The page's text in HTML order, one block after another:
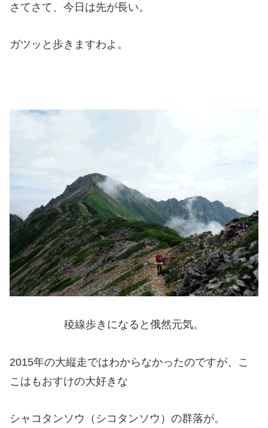
さてさて、今日は先が長い。
ガツッと歩きますわよ。
稜線歩きになると俄然元気。
2015年の大縦走ではわからなかったのですが、こ
こはもおすけの大好きな
シャコタンソウ（シコタンソウ）の群落が。